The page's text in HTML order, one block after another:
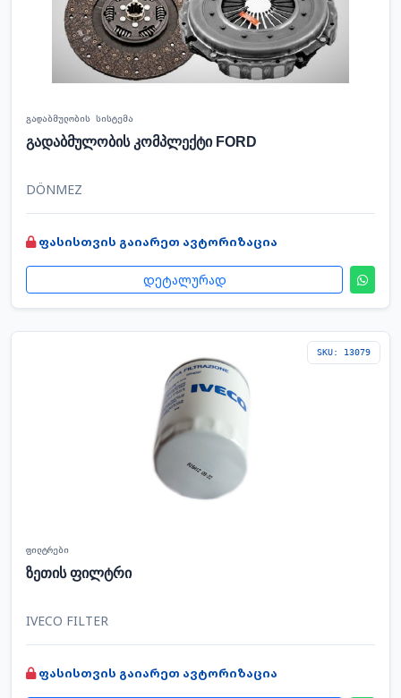
გადაბმულობის სისტემა
გადაბმულობის კომპლექტი FORD
DÖNMEZ
ფასისთვის გაიარეთ ავტორიზაცია
დეტალურად
SKU: 13079
ფილტრები
ზეთის ფილტრი
IVECO FILTER
ფასისთვის გაიარეთ ავტორიზაცია